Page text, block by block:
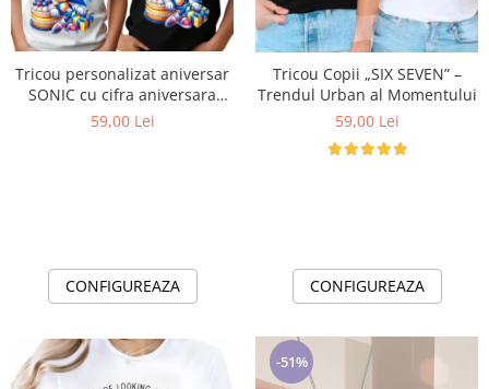
Tricou personalizat aniversar
SONIC cu cifra aniversara
TAS101
59,00 Lei
CONFIGUREAZA
Tricou Copii „SIX SEVEN” –
Trendul Urban al Momentului
59,00 Lei
CONFIGUREAZA
-51%